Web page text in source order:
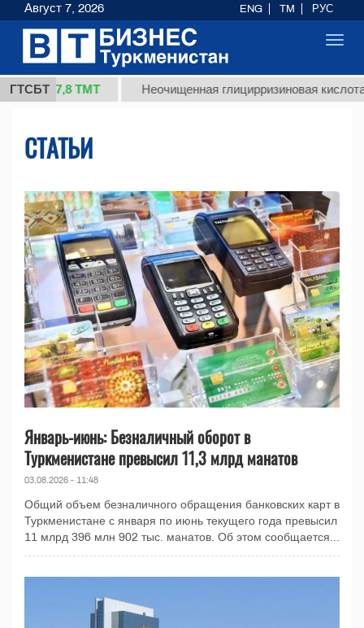
ГТСБТ
ТМТ Неочищенная глицирризиновая кислота
СТАТЬИ
Январь-июнь: Безналичный оборот в
Туркменистане превысил 11,3 млрд манатов
03.08.2026 - 11:48
Общий объем безналичного обращения банковских карт в
Туркменистане с января по июнь текущего года превысил
11 млрд 396 млн 902 тыс. манатов. Об этом сообщается...
Август 7, 2026 ENG TM РУС